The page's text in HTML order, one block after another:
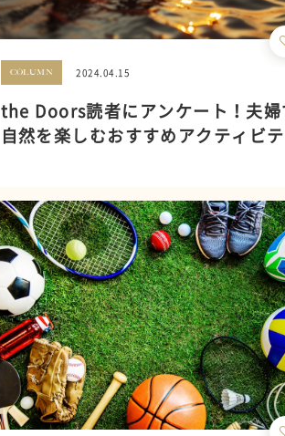
COLUMN 2024.04.15
the Doors読者にアンケート！夫婦
自然を楽しむおすすめアクティビ